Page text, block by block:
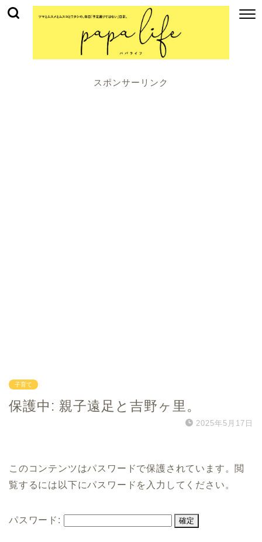
スポンサーリンク
子育て
保護中: 親子遠足と吉野ヶ里。
2025年5月17日
このコンテンツはパスワードで保護されています。閲
覧するには以下にパスワードを入力してください。
パスワード: